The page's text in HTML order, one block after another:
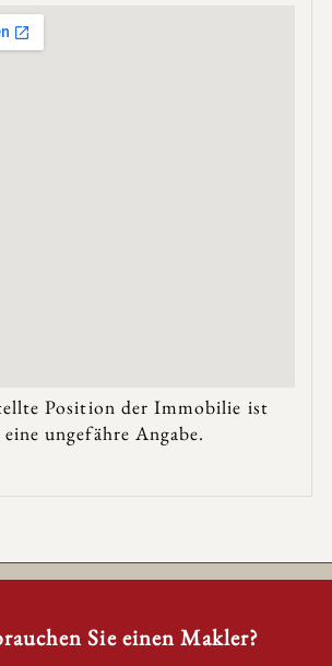
Position der Immobilie ist
ungefähre Angabe.
Sie einen Makler?